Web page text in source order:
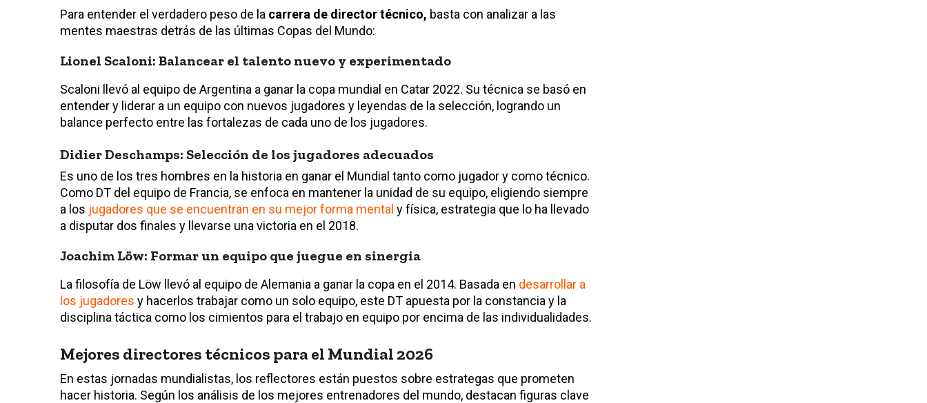
Para entender el verdadero peso de la carrera de director técnico, basta con analizar a las
mentes maestras detrás de las últimas Copas del Mundo:
Lionel Scaloni: Balancear el talento nuevo y experimentado
Scaloni llevó al equipo de Argentina a ganar la copa mundial en Catar 2022. Su técnica se basó en
entender y liderar a un equipo con nuevos jugadores y leyendas de la selección, logrando un
balance perfecto entre las fortalezas de cada uno de los jugadores.
Didier Deschamps: Selección de los jugadores adecuados
Es uno de los tres hombres en la historia en ganar el Mundial tanto como jugador y como técnico.
Como DT del equipo de Francia, se enfoca en mantener la unidad de su equipo, eligiendo siempre
a los jugadores que se encuentran en su mejor forma mental y física, estrategia que lo ha llevado
a disputar dos finales y llevarse una victoria en el 2018.
Joachim Löw: Formar un equipo que juegue en sinergia
La filosofía de Löw llevó al equipo de Alemania a ganar la copa en el 2014. Basada en desarrollar a
los jugadores y hacerlos trabajar como un solo equipo, este DT apuesta por la constancia y la
disciplina táctica como los cimientos para el trabajo en equipo por encima de las individualidades.
Mejores directores técnicos para el Mundial 2026
En estas jornadas mundialistas, los reflectores están puestos sobre estrategas que prometen
hacer historia. Según los análisis de los mejores entrenadores del mundo, destacan figuras clave